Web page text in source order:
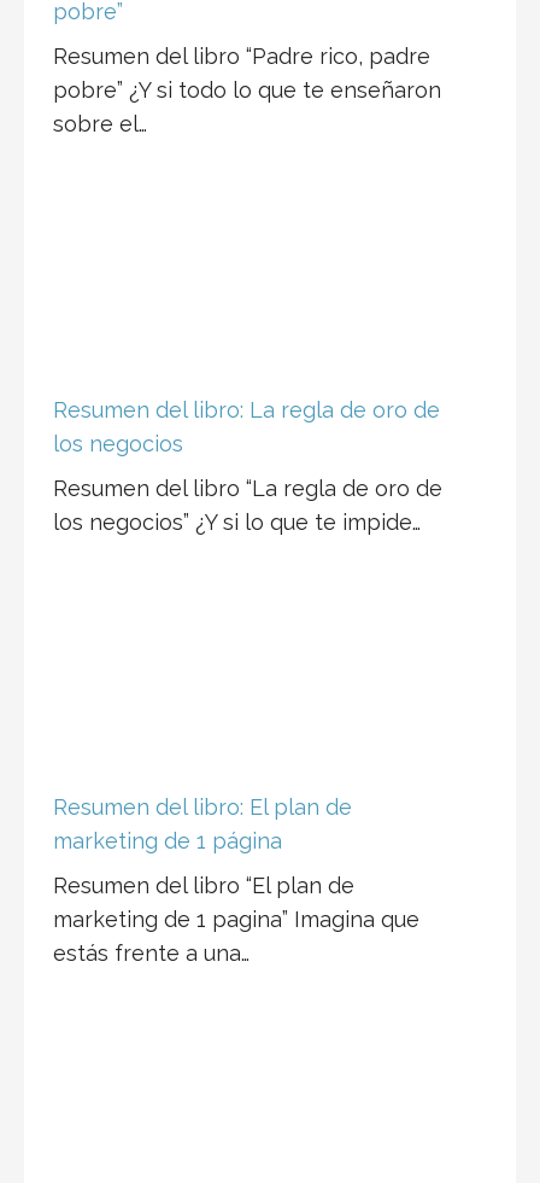
pobre”
Resumen del libro “Padre rico, padre
pobre” ¿Y si todo lo que te enseñaron
sobre el…
Resumen del libro: La regla de oro de
los negocios
Resumen del libro “La regla de oro de
los negocios” ¿Y si lo que te impide…
Resumen del libro: El plan de
marketing de 1 página
Resumen del libro “El plan de
marketing de 1 pagina” Imagina que
estás frente a una…